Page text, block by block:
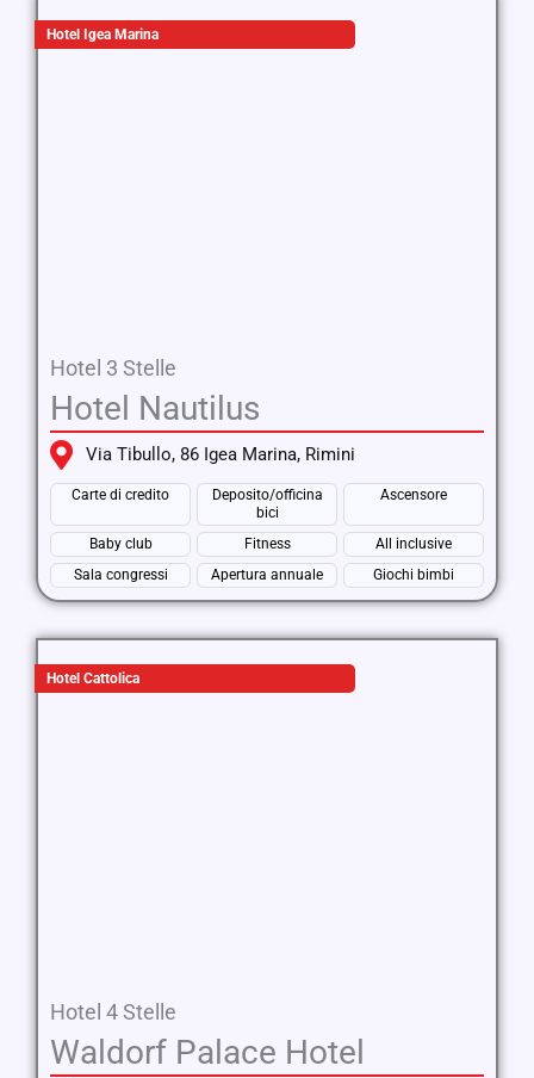
Hotel Igea Marina
Hotel 3 Stelle
Hotel Nautilus
Via Tibullo, 86 Igea Marina, Rimini
Carte di credito
Deposito/officina
bici
Ascensore
Baby club Fitness
All inclusive
Sala congressi
Apertura annuale Giochi bimbi
Hotel Cattolica
Hotel 4 Stelle
Waldorf Palace Hotel